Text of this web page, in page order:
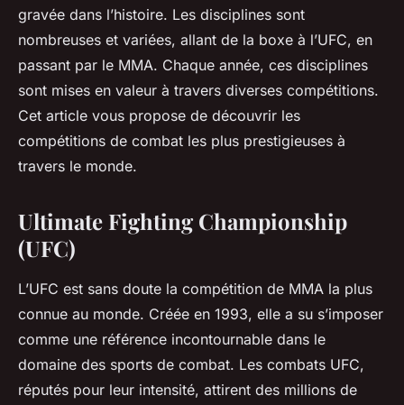
Antoine •13 octobre 2023•6 min de lecture
gravée dans l’histoire. Les disciplines sont
nombreuses et variées, allant de la boxe à l’UFC, en
passant par le MMA. Chaque année, ces disciplines
sont mises en valeur à travers diverses compétitions.
Cet article vous propose de découvrir les
compétitions de combat les plus prestigieuses à
travers le monde.
Ultimate Fighting Championship
(UFC)
L’UFC est sans doute la compétition de MMA la plus
connue au monde. Créée en 1993, elle a su s’imposer
comme une référence incontournable dans le
domaine des sports de combat. Les combats UFC,
réputés pour leur intensité, attirent des millions de